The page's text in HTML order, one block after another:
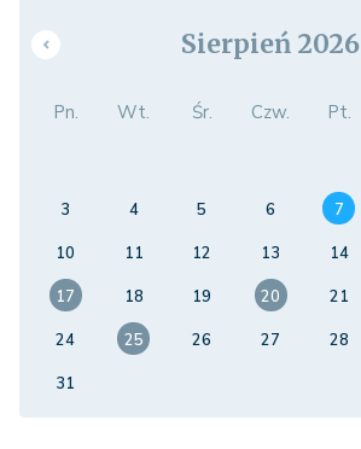
Sierpień 2026
Pn. Wt. Śr. Czw. Pt.
3
4 5 6 7
10
11 12 13 14
17
18 19 20 21
24
25 26 27 28
31